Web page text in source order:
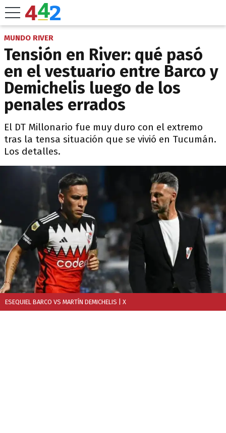
MUNDO RIVER
Tensión en River: qué pasó
en el vestuario entre Barco y
Demichelis luego de los
penales errados
El DT Millonario fue muy duro con el extremo
tras la tensa situación que se vivió en Tucumán.
Los detalles.
ESEQUIEL BARCO VS MARTÍN DEMICHELIS | X